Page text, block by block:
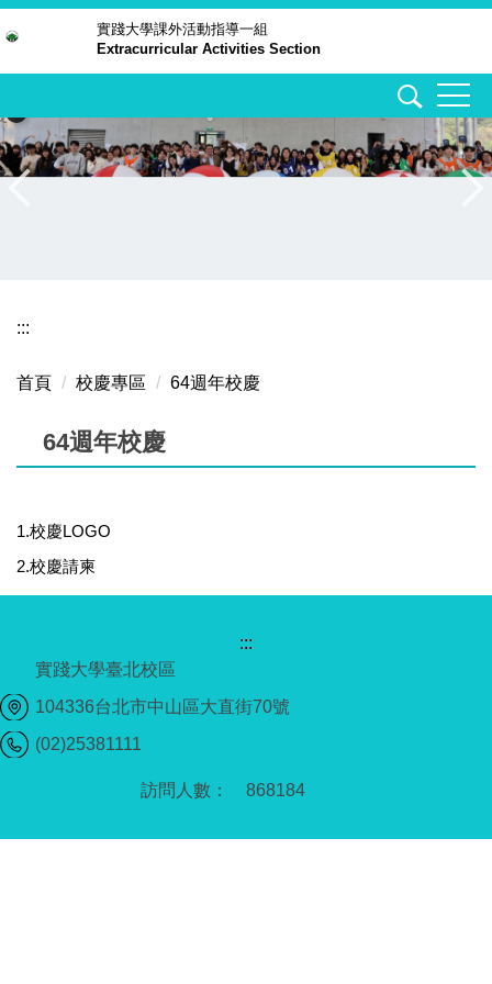
主
內
容
區
實踐大學課外活動指導一組
Extracurricular Activities Section
:::
首頁 校慶專區 64週年校慶
64週年校慶
1.校慶LOGO
2.校慶請柬
868184
:::
實踐大學臺北校區
104336台北市中山區大直街70號
(02)25381111